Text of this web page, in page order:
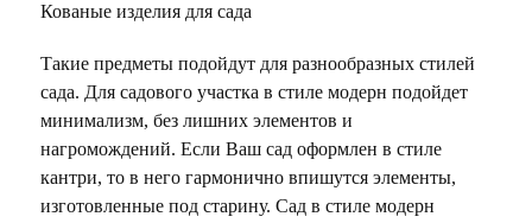
Кованые изделия для сада
Такие предметы подойдут для разнообразных стилей
сада. Для садового участка в стиле модерн подойдет
минимализм, без лишних элементов и
нагромождений. Если Ваш сад оформлен в стиле
кантри, то в него гармонично впишутся элементы,
изготовленные под старину. Сад в стиле модерн